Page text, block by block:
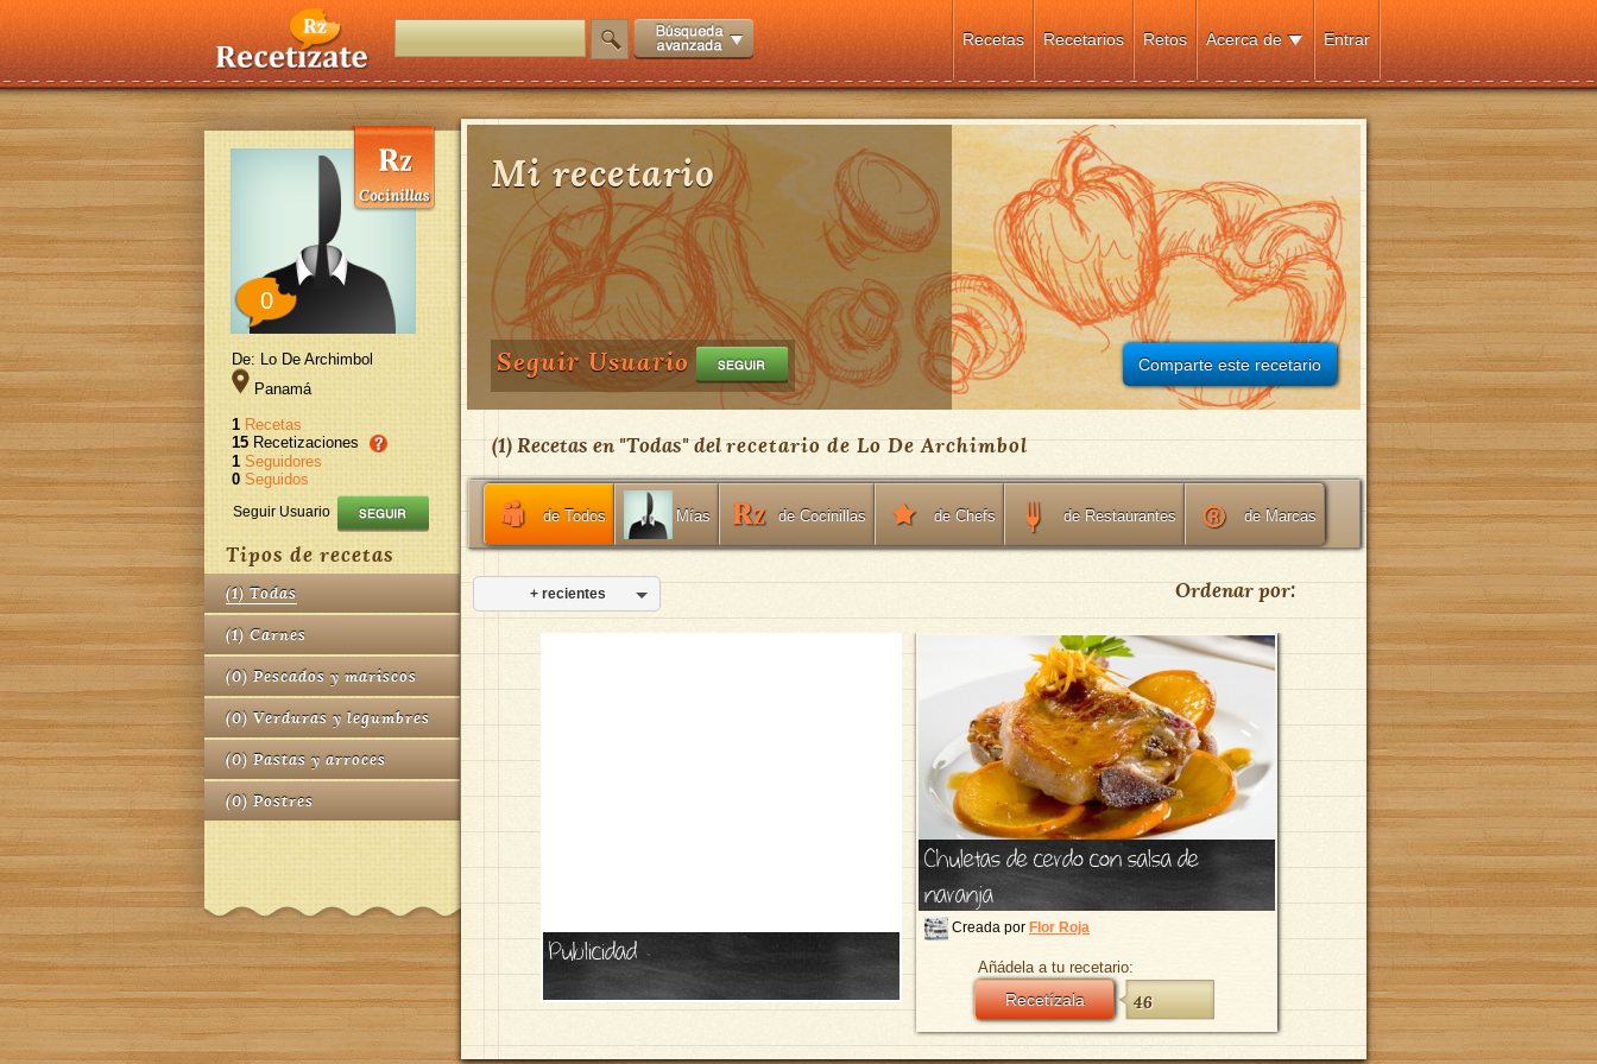
Entrar
Acerca de
Retos
Recetarios
Recetas
0
De: Lo De Archimbol
Panamá
1 Recetas
15Recetizaciones
1 Seguidores
0 Seguidos
Seguir Usuario
Tipos de recetas
(1) Todas
(1) Carnes
(0) Pescados y mariscos
(0) Verduras y legumbres
(0) Pastas y arroces
(0) Postres
Comparte este recetario
Mi recetario
Seguir Usuario
(1) Recetas en "Todas" delrecetario de Lo De Archimbol
de Todos Mías de Cocinillas de Chefs de Restaurantes de Marcas
Ordenar por:
+ recientes
Publicidad
Chuletas de cerdo con salsa de
naranja
Creada por Flor Roja
Añádela a tu recetario:
Recetízala 46